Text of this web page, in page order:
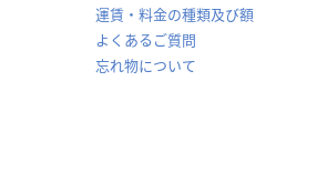
運賃・料金の種類及び額
よくあるご質問
忘れ物について